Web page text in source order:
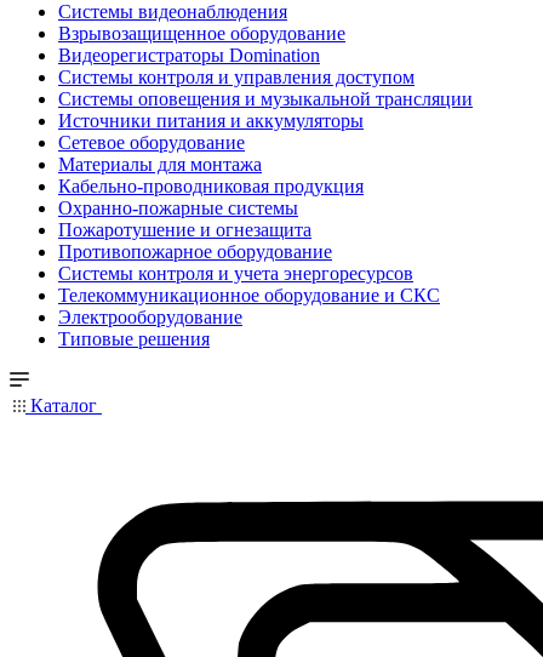
Системы видеонаблюдения
Взрывозащищенное оборудование
Видеорегистраторы Domination
Системы контроля и управления доступом
Системы оповещения и музыкальной трансляции
Источники питания и аккумуляторы
Сетевое оборудование
Материалы для монтажа
Кабельно-проводниковая продукция
Охранно-пожарные системы
Пожаротушение и огнезащита
Противопожарное оборудование
Системы контроля и учета энергоресурсов
Телекоммуникационное оборудование и СКС
Электрооборудование
Типовые решения
Каталог